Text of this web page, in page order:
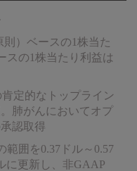
）ベースの1株当た
スの1株当たり利益は
定的なトップライン
肺がんにおいてオプ
認取得
範囲を0.37ドル～0.57
に更新し、非GAAP